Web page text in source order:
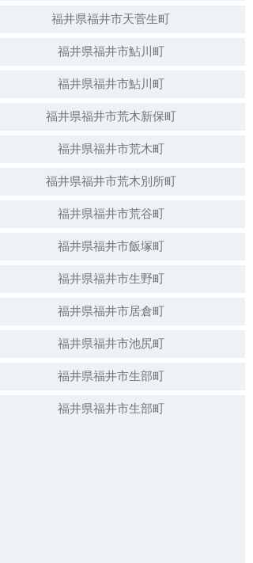
福井県福井市天菅生町
福井県福井市鮎川町
福井県福井市鮎川町
福井県福井市荒木新保町
福井県福井市荒木町
福井県福井市荒木別所町
福井県福井市荒谷町
福井県福井市飯塚町
福井県福井市生野町
福井県福井市居倉町
福井県福井市池尻町
福井県福井市生部町
福井県福井市生部町